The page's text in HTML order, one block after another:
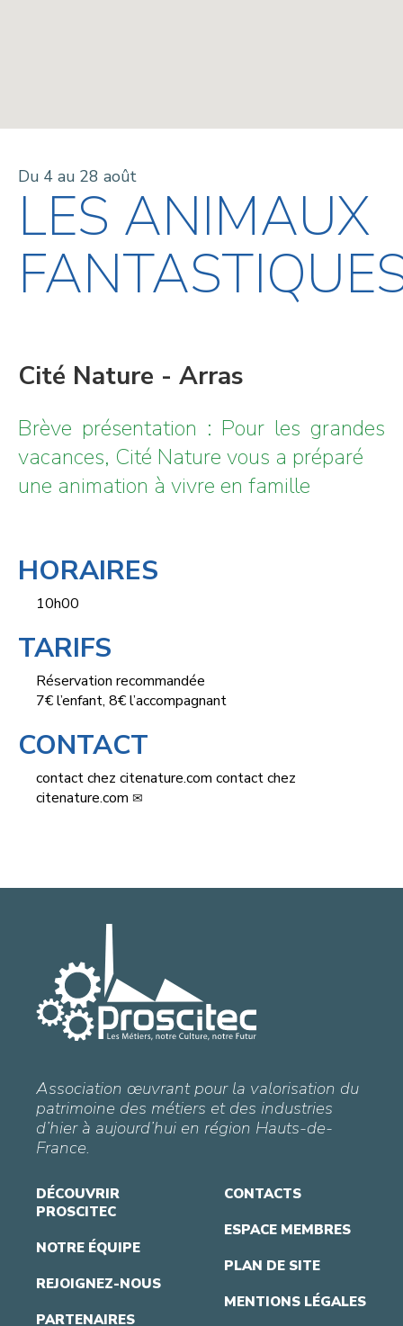
Du 4 au 28 août
LES ANIMAUX
Cité Nature - Arras
Brève présentation : Pour les grandes
vacances, Cité Nature vous a préparé
une animation à vivre en famille
HORAIRES
10h00
TARIFS
Réservation recommandée
7€ l’enfant, 8€ l’accompagnant
CONTACT
contactchez citenature.com contactchez
citenature.com
Association œuvrant pour la valorisation du
patrimoine des métiers et des industries
d’hier à aujourd’hui en région Hauts-de-
France.
DÉCOUVRIR
PROSCITEC
NOTRE ÉQUIPE
REJOIGNEZ-NOUS
PARTENAIRES
CONTACTS
ESPACE MEMBRES
PLAN DE SITE
MENTIONS LÉGALES